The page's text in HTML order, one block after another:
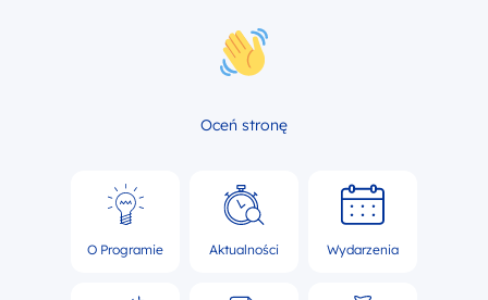
Oceń stronę
O Programie Aktualności Wydarzenia